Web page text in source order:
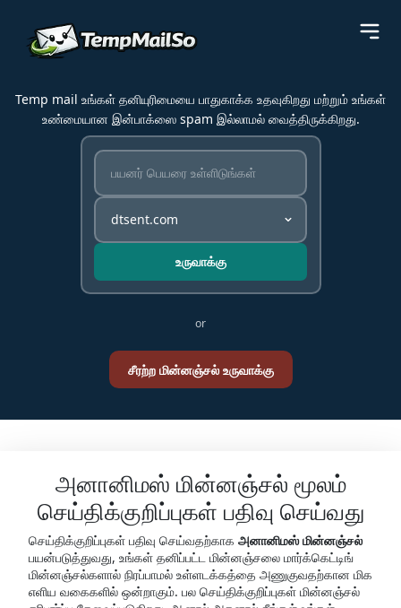
Temp mail உங்கள் தனியுரிமையை பாதுகாக்க உதவுகிறது மற்றும் உங்கள்
உண்மையான இன்பாக்ஸை spam இல்லாமல் வைத்திருக்கிறது.
உருவாக்கு
or
சீரற்ற மின்னஞ்சல் உருவாக்கு
அனானிமஸ் மின்னஞ்சல் மூலம்
செய்திக்குறிப்புகள் பதிவு செய்வது
செய்திக்குறிப்புகள் பதிவு செய்வதற்காக அனானிமஸ் மின்னஞ்சல்
பயன்படுத்துவது, உங்கள் தனிப்பட்ட மின்னஞ்சலை மார்க்கெட்டிங்
மின்னஞ்சல்களால் நிரப்பாமல் உள்ளடக்கத்தை அணுகுவதற்கான மிக
எளிய வகைகளில் ஒன்றாகும். பல செய்திக்குறிப்புகள் மின்னஞ்சல்